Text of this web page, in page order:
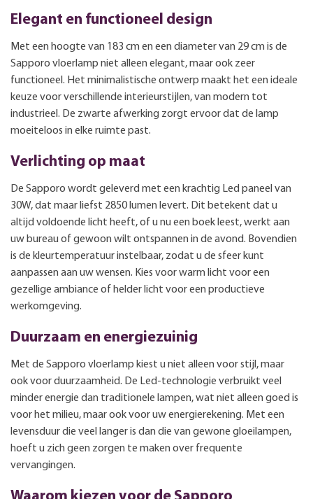
Elegant en functioneel design
Met een hoogte van 183 cm en een diameter van 29 cm is de
Sapporo vloerlamp niet alleen elegant, maar ook zeer
functioneel. Het minimalistische ontwerp maakt het een ideale
keuze voor verschillende interieurstijlen, van modern tot
industrieel. De zwarte afwerking zorgt ervoor dat de lamp
moeiteloos in elke ruimte past.
Verlichting op maat
De Sapporo wordt geleverd met een krachtig Led paneel van
30W, dat maar liefst 2850 lumen levert. Dit betekent dat u
altijd voldoende licht heeft, of u nu een boek leest, werkt aan
uw bureau of gewoon wilt ontspannen in de avond. Bovendien
is de kleurtemperatuur instelbaar, zodat u de sfeer kunt
aanpassen aan uw wensen. Kies voor warm licht voor een
gezellige ambiance of helder licht voor een productieve
werkomgeving.
Duurzaam en energiezuinig
Met de Sapporo vloerlamp kiest u niet alleen voor stijl, maar
ook voor duurzaamheid. De Led-technologie verbruikt veel
minder energie dan traditionele lampen, wat niet alleen goed is
voor het milieu, maar ook voor uw energierekening. Met een
levensduur die veel langer is dan die van gewone gloeilampen,
hoeft u zich geen zorgen te maken over frequente
vervangingen.